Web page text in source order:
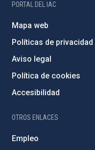
PORTAL DEL IAC
Mapa web
Políticas de privacidad
Aviso legal
Política de cookies
Accesibilidad
OTROS ENLACES
Empleo